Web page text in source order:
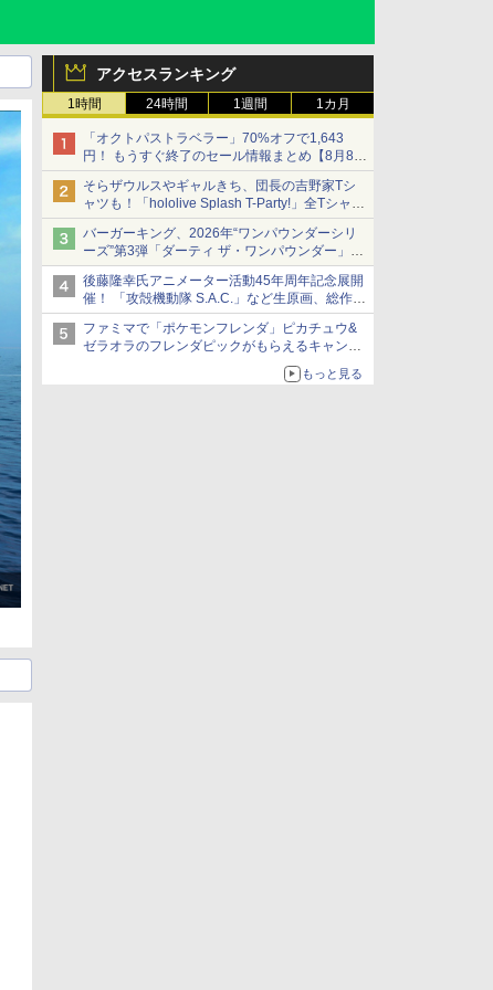
アクセスランキング
1時間 24時間 1週間 1カ月
「オクトパストラベラー」70%オフで1,643
円！ もうすぐ終了のセール情報まとめ【8月8日
更新】
ニンテンドーeショップでは「大神 絶景版」が
67%オフで990円
そらザウルスやギャルきち、団長の吉野家Tシ
ャツも！「hololive Splash T-Party!」全Tシャツ
ラインナップ公開＆オンライン販売開始
バーガーキング、2026年“ワンパウンダーシリ
ーズ”第3弾「ダーティ ザ・ワンパウンダー」を
8月7日発売
「特製ガーリックマヨソース」を使用した超大
型チーズバーガー
後藤隆幸氏アニメーター活動45年周年記念展開
催！ 「攻殻機動隊 S.A.C.」など生原画、総作画
監督修正が展示
ファミマで「ポケモンフレンダ」ピカチュウ&
ゼラオラのフレンダピックがもらえるキャンペ
もっと見る